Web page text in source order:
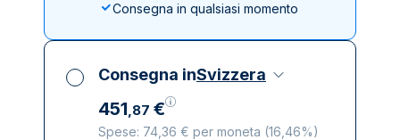
Consegna in qualsiasi momento
Consegna inSvizzera
451,87 €
Spese: 74,36 € per moneta (16,46%)